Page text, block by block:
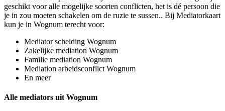
geschikt voor alle mogelijke soorten conflicten, het is dé persoon die
je in zou moeten schakelen om de ruzie te sussen.. Bij Mediatorkaart
kun je in Wognum terecht voor:
Mediator scheiding Wognum
Zakelijke mediation Wognum
Familie mediation Wognum
Mediation arbeidsconflict Wognum
En meer
Alle mediators uit Wognum